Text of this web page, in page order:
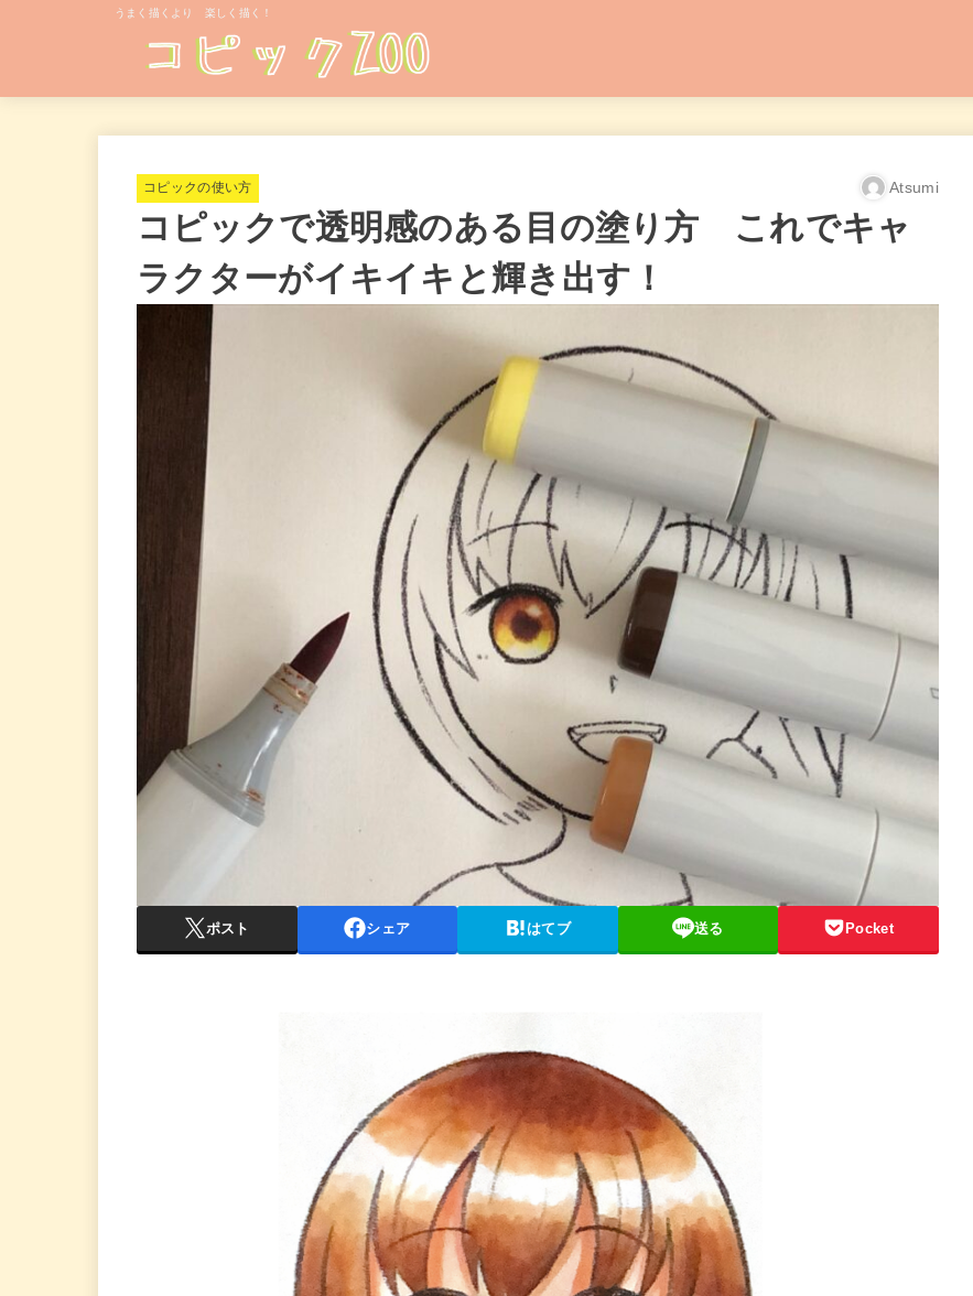
うまく描くより 楽しく描く！
コピックの使い方 Atsumi
コピックで透明感のある目の塗り方 これでキャ
ラクターがイキイキと輝き出す！
ポスト シェア はてブ 送る Pocket